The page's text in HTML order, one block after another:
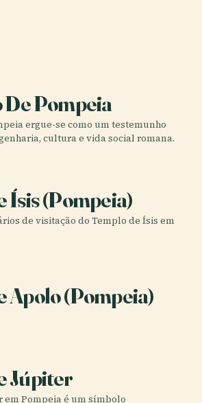
Pompeia
ergue-se como um testemunho
cultura e vida social romana.
Ísis (Pompeia)
de visitação do Templo de Ísis em
Apolo (Pompeia)
Júpiter
em Pompeia é um símbolo